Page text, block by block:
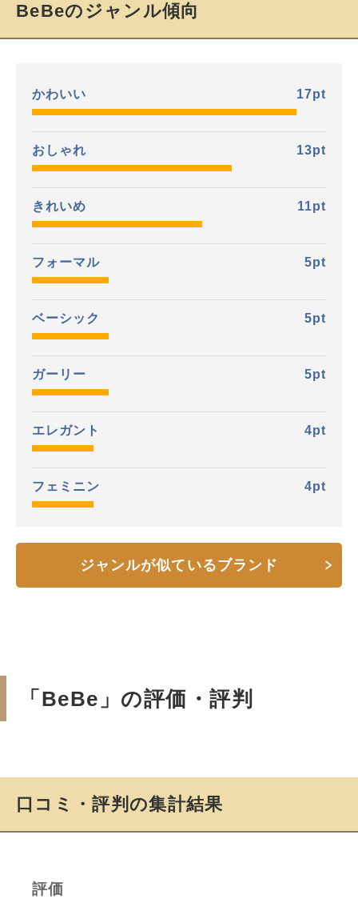
BeBeのジャンル傾向
かわいい 17pt
おしゃれ 13pt
きれいめ 11pt
フォーマル 5pt
ベーシック 5pt
ガーリー 5pt
エレガント 4pt
フェミニン 4pt
ジャンルが似ているブランド
「BeBe」の評価・評判
口コミ・評判の集計結果
評価